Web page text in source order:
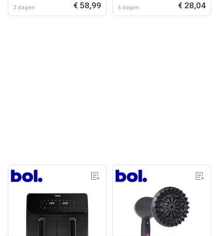
vrij
2 dagen € 58,99
warmhoudfunctie - RVS
6 dagen € 28,04